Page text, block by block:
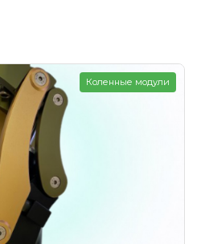
Коленные модули